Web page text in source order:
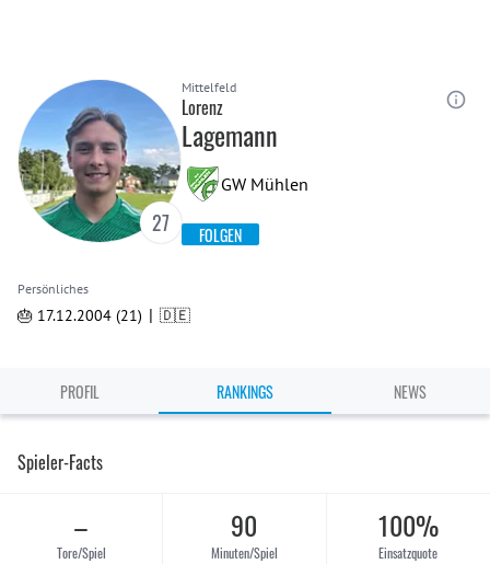
27
Mittelfeld
Lorenz
Lagemann
GW Mühlen
FOLGEN
Persönliches
🎂 17.12.2004 (21) | 🇩🇪
PROFIL RANKINGS NEWS
Spieler-Facts
–
Tore/Spiel
90
Minuten/Spiel
100%
Einsatzquote